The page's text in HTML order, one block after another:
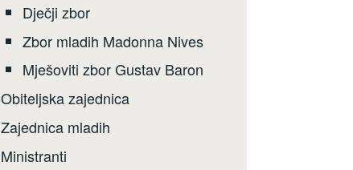
Dječji zbor
Zbor mladih Madonna Nives
Mješoviti zbor Gustav Baron
Obiteljska zajednica
Zajednica mladih
Ministranti